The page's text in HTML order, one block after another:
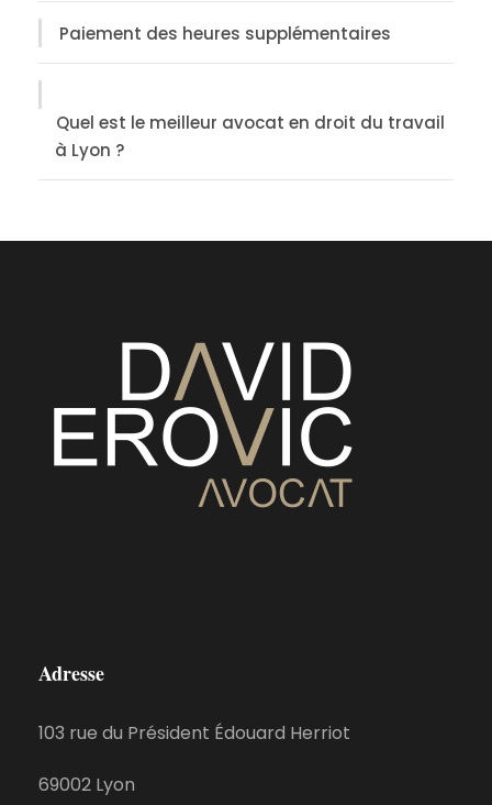
Paiement des heures supplémentaires
Quel est le meilleur avocat en droit du travail
à Lyon ?
Adresse
103 rue du Président Édouard Herriot
69002 Lyon